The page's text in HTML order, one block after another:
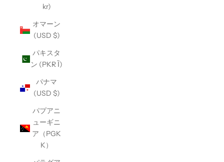
kr)
オマーン
(USD $)
パキスタ
ン (PKR Ȉ)
パナマ
(USD $)
パプアニ
ューギニ
ア（PGK
K）